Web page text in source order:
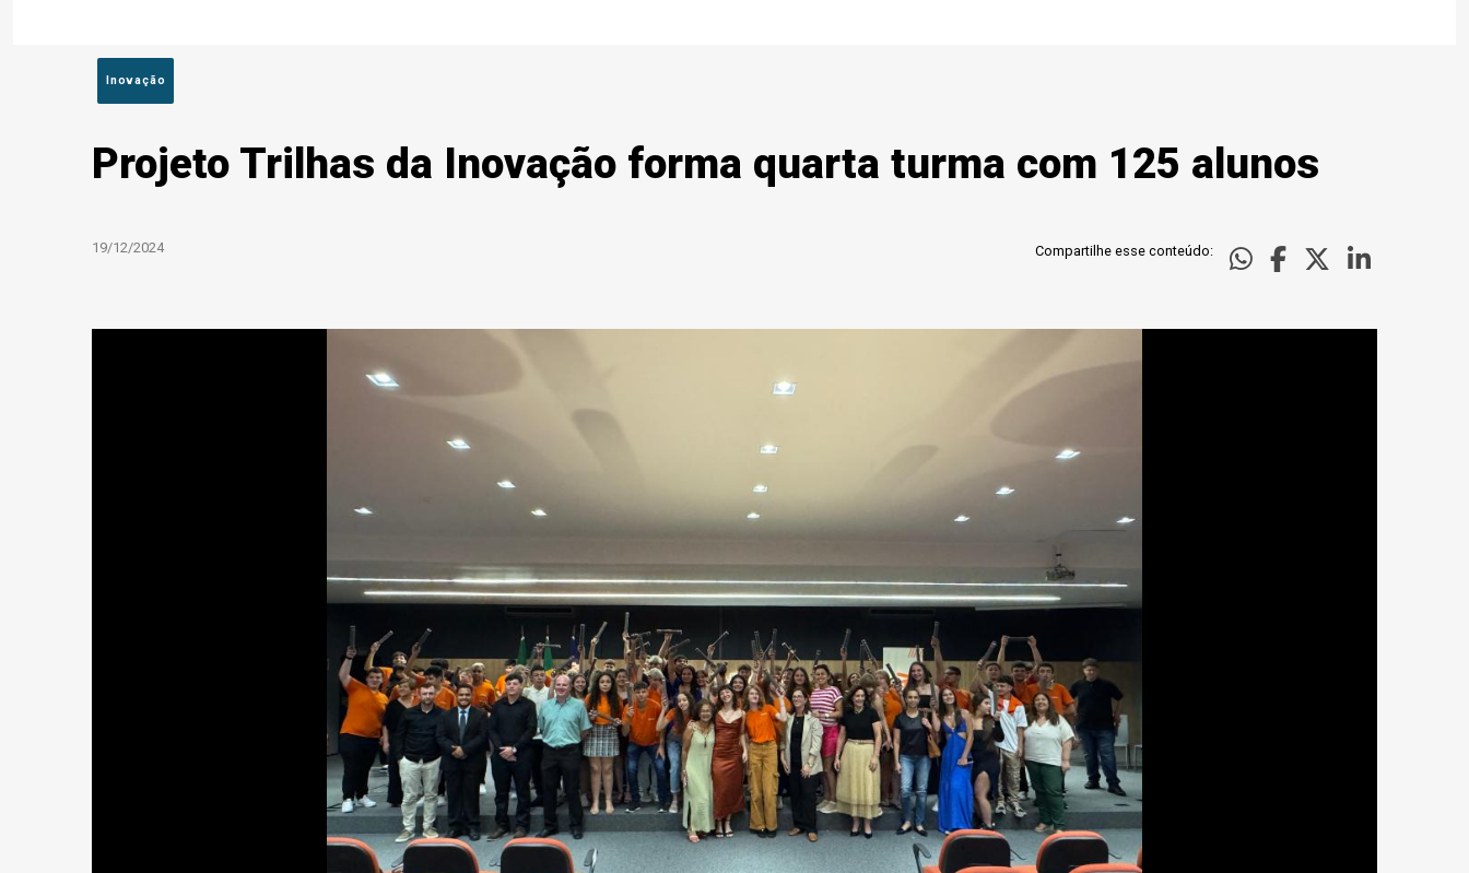
Inovação
Projeto Trilhas da Inovação forma quarta turma com 125 alunos
19/12/2024 Compartilhe esse conteúdo: